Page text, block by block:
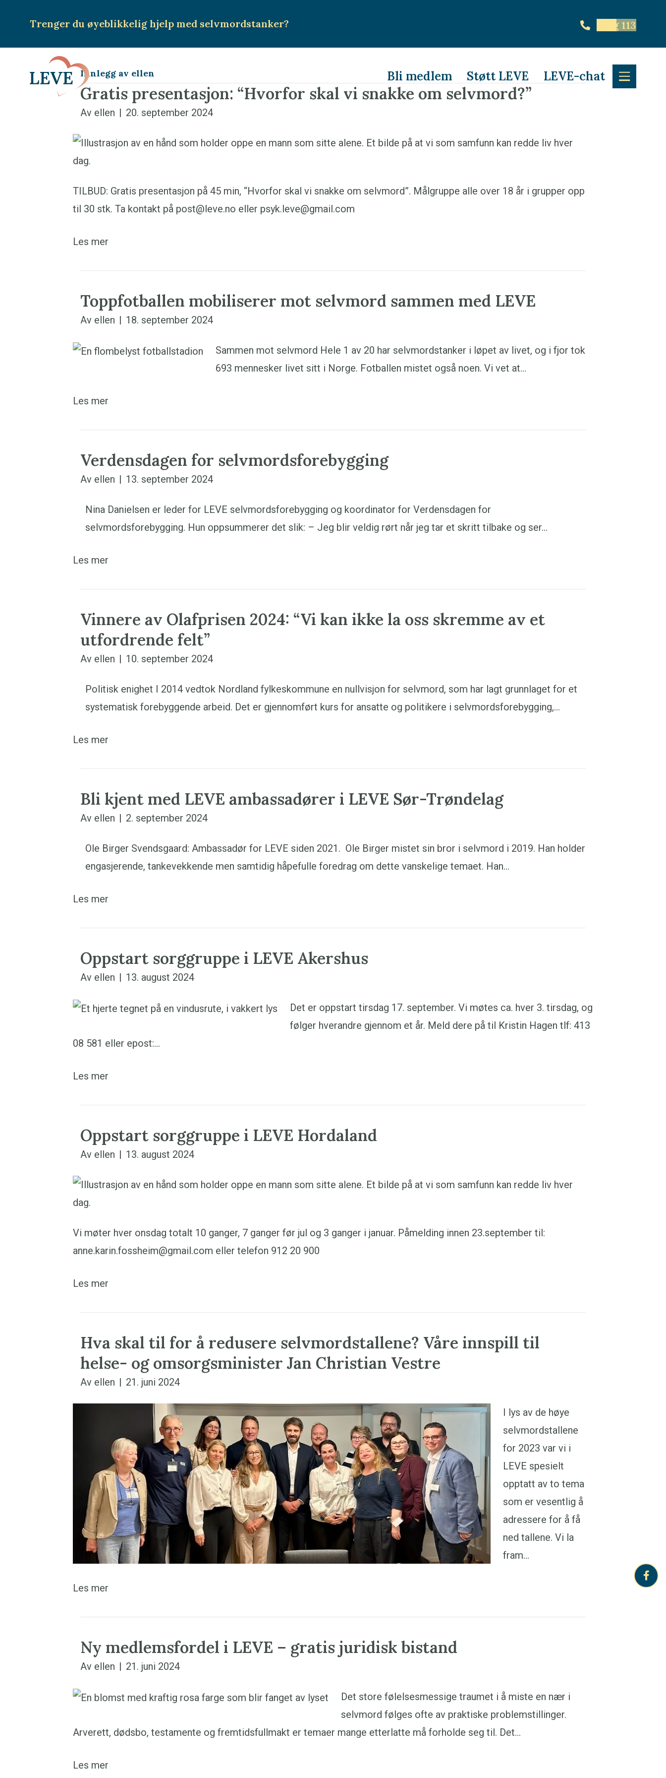
Trenger du øyeblikkelig hjelp med selvmordstanker? Ring 113
Bli medlem Støtt LEVE LEVE-chat
Innlegg av ellen
Gratis presentasjon: “Hvorfor skal vi snakke om selvmord?”
Av ellen | 20. september 2024
TILBUD: Gratis presentasjon på 45 min, “Hvorfor skal vi snakke om selvmord”. Målgruppe alle over 18 år i grupper opp
til 30 stk. Ta kontakt på post@leve.no eller psyk.leve@gmail.com
Les mer
Toppfotballen mobiliserer mot selvmord sammen med LEVE
Av ellen | 18. september 2024
Sammen mot selvmord Hele 1 av 20 har selvmordstanker i løpet av livet, og i fjor tok
693 mennesker livet sitt i Norge. Fotballen mistet også noen. Vi vet at…
Les mer
Verdensdagen for selvmordsforebygging
Av ellen | 13. september 2024
Nina Danielsen er leder for LEVE selvmordsforebygging og koordinator for Verdensdagen for
selvmordsforebygging. Hun oppsummerer det slik: – Jeg blir veldig rørt når jeg tar et skritt tilbake og ser…
Les mer
Vinnere av Olafprisen 2024: “Vi kan ikke la oss skremme av et
utfordrende felt”
Av ellen | 10. september 2024
Politisk enighet I 2014 vedtok Nordland fylkeskommune en nullvisjon for selvmord, som har lagt grunnlaget for et
systematisk forebyggende arbeid. Det er gjennomført kurs for ansatte og politikere i selvmordsforebygging,…
Les mer
Bli kjent med LEVE ambassadører i LEVE Sør-Trøndelag
Av ellen | 2. september 2024
Ole Birger Svendsgaard: Ambassadør for LEVE siden 2021. Ole Birger mistet sin bror i selvmord i 2019. Han holder
engasjerende, tankevekkende men samtidig håpefulle foredrag om dette vanskelige temaet. Han…
Les mer
Oppstart sorggruppe i LEVE Akershus
Av ellen | 13. august 2024
Det er oppstart tirsdag 17. september. Vi møtes ca. hver 3. tirsdag, og
følger hverandre gjennom et år. Meld dere på til Kristin Hagen tlf: 413
08 581 eller epost:…
Les mer
Oppstart sorggruppe i LEVE Hordaland
Av ellen | 13. august 2024
Vi møter hver onsdag totalt 10 ganger, 7 ganger før jul og 3 ganger i januar. Påmelding innen 23.september til:
anne.karin.fossheim@gmail.com eller telefon 912 20 900
Les mer
Hva skal til for å redusere selvmordstallene? Våre innspill til
helse- og omsorgsminister Jan Christian Vestre
Av ellen | 21. juni 2024
I lys av de høye
selvmordstallene
for 2023 var vi i
LEVE spesielt
opptatt av to tema
som er vesentlig å
adressere for å få
ned tallene. Vi la
fram…
Les mer
Ny medlemsfordel i LEVE – gratis juridisk bistand
Av ellen | 21. juni 2024
Det store følelsesmessige traumet i å miste en nær i
selvmord følges ofte av praktiske problemstillinger.
Arverett, dødsbo, testamente og fremtidsfullmakt er temaer mange etterlatte må forholde seg til. Det…
Les mer